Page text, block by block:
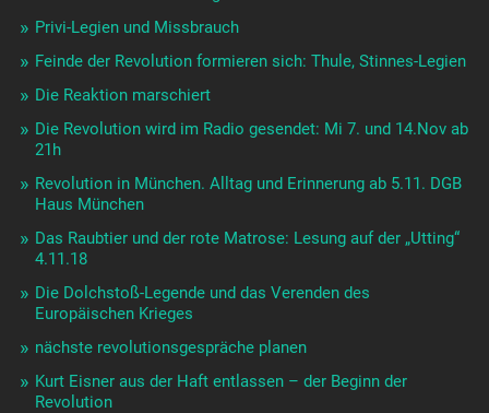
Privi-Legien und Missbrauch
Feinde der Revolution formieren sich: Thule, Stinnes-Legien
Die Reaktion marschiert
Die Revolution wird im Radio gesendet: Mi 7. und 14.Nov ab
21h
Revolution in München. Alltag und Erinnerung ab 5.11. DGB
Haus München
Das Raubtier und der rote Matrose: Lesung auf der „Utting“
4.11.18
Die Dolchstoß-Legende und das Verenden des
Europäischen Krieges
nächste revolutionsgespräche planen
Kurt Eisner aus der Haft entlassen – der Beginn der
Revolution